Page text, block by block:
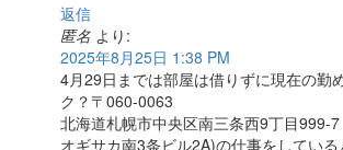
返信
匿名 より:
2025年8月25日 1:38 PM
4月29日までは部屋は借りずに現在の勤
ク？〒060-0063
北海道札幌市中央区南三条西9丁目999-7
オギサカ南3条ビル2A)の仕事をしてい